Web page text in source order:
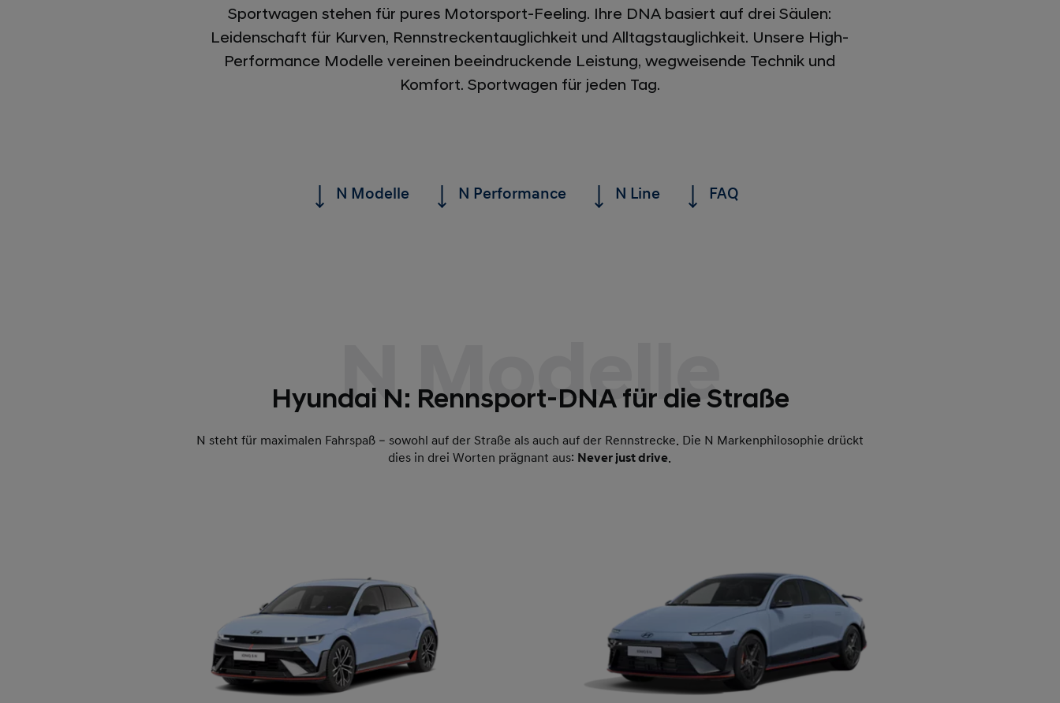
Sportwagen stehen für pures Motorsport-Feeling. Ihre DNA basiert auf drei Säulen:
Leidenschaft für Kurven, Rennstreckentauglichkeit und Alltagstauglichkeit. Unsere High-
Performance Modelle vereinen beeindruckende Leistung, wegweisende Technik und
Komfort. Sportwagen für jeden Tag.
N Modelle N Performance N Line FAQ
N Modelle
Hyundai N: Rennsport-DNA für die Straße
N steht für maximalen Fahrspaß – sowohl auf der Straße als auch auf der Rennstrecke. Die N Markenphilosophie drückt
dies in drei Worten prägnant aus: Never just drive.